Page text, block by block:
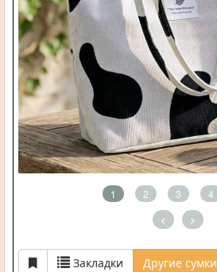
1 2 3 4
< >
Закладки Другие сумки